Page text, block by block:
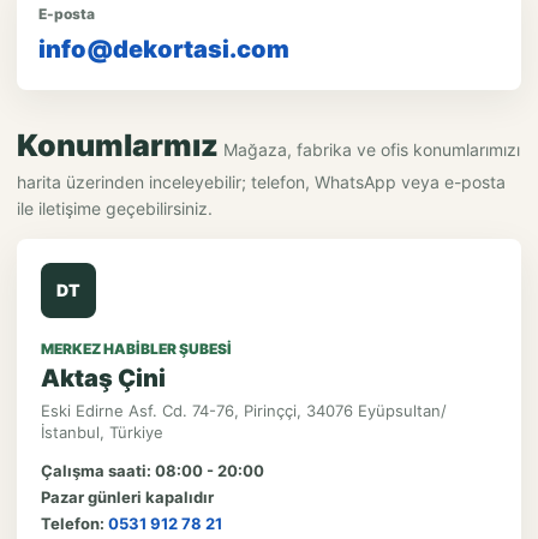
E-posta
info@dekortasi.com
Konumlarmız Mağaza, fabrika ve ofis konumlarımızı
harita üzerinden inceleyebilir; telefon, WhatsApp veya e-posta
ile iletişime geçebilirsiniz.
DT
MERKEZ HABIBLER ŞUBESI
Aktaş Çini
Eski Edirne Asf. Cd. 74-76, Pirinççi, 34076 Eyüpsultan/
İstanbul, Türkiye
Çalışma saati: 08:00 - 20:00
Pazar günleri kapalıdır
Telefon: 0531 912 78 21